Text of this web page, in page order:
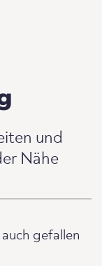
und
Nähe
gefallen